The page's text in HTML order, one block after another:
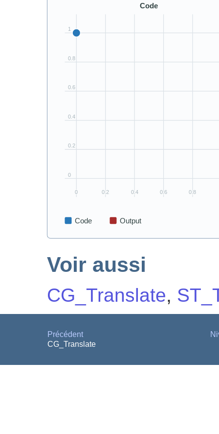
Voir aussi
CG_Translate,
Précédent
CG_Translate